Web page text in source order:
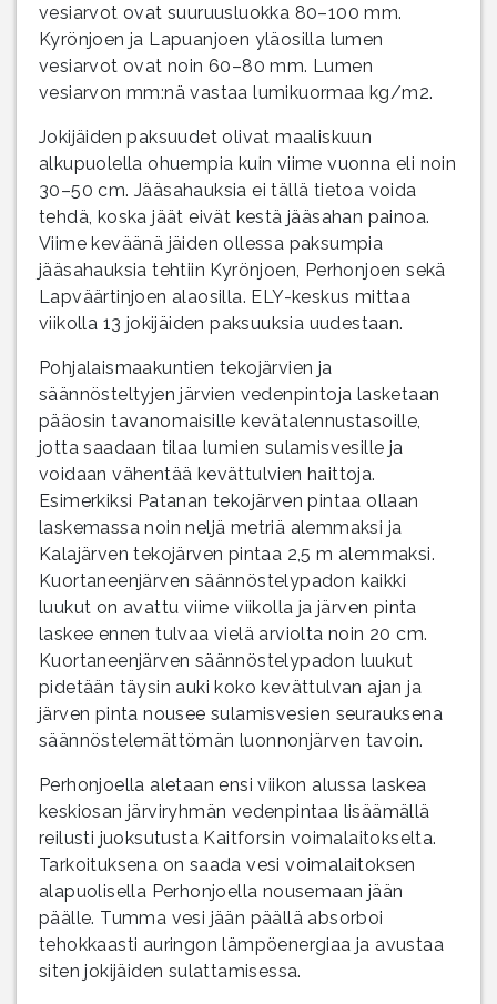
vesiarvot ovat suuruusluokka 80–100 mm.
Kyrönjoen ja Lapuanjoen yläosilla lumen
vesiarvot ovat noin 60–80 mm. Lumen
vesiarvon mm:nä vastaa lumikuormaa kg/m2.
Jokijäiden paksuudet olivat maaliskuun
alkupuolella ohuempia kuin viime vuonna eli noin
30–50 cm. Jääsahauksia ei tällä tietoa voida
tehdä, koska jäät eivät kestä jääsahan painoa.
Viime keväänä jäiden ollessa paksumpia
jääsahauksia tehtiin Kyrönjoen, Perhonjoen sekä
Lapväärtinjoen alaosilla. ELY-keskus mittaa
viikolla 13 jokijäiden paksuuksia uudestaan.
Pohjalaismaakuntien tekojärvien ja
säännösteltyjen järvien vedenpintoja lasketaan
pääosin tavanomaisille kevätalennustasoille,
jotta saadaan tilaa lumien sulamisvesille ja
voidaan vähentää kevättulvien haittoja.
Esimerkiksi Patanan tekojärven pintaa ollaan
laskemassa noin neljä metriä alemmaksi ja
Kalajärven tekojärven pintaa 2,5 m alemmaksi.
Kuortaneenjärven säännöstelypadon kaikki
luukut on avattu viime viikolla ja järven pinta
laskee ennen tulvaa vielä arviolta noin 20 cm.
Kuortaneenjärven säännöstelypadon luukut
pidetään täysin auki koko kevättulvan ajan ja
järven pinta nousee sulamisvesien seurauksena
säännöstelemättömän luonnonjärven tavoin.
Perhonjoella aletaan ensi viikon alussa laskea
keskiosan järviryhmän vedenpintaa lisäämällä
reilusti juoksutusta Kaitforsin voimalaitokselta.
Tarkoituksena on saada vesi voimalaitoksen
alapuolisella Perhonjoella nousemaan jään
päälle. Tumma vesi jään päällä absorboi
tehokkaasti auringon lämpöenergiaa ja avustaa
siten jokijäiden sulattamisessa.